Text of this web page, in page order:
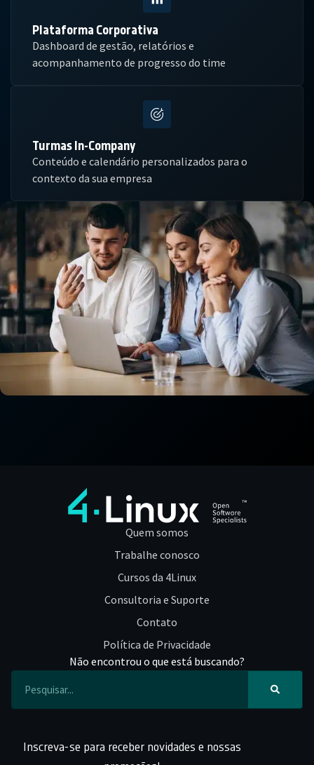
Plataforma Corporativa
Dashboard de gestão, relatórios e
acompanhamento de progresso do time
Turmas In-Company
Conteúdo e calendário personalizados para o
contexto da sua empresa
Quem somos
Trabalhe conosco
Cursos da 4Linux
Consultoria e Suporte
Contato
Política de Privacidade
Não encontrou o que está buscando?
Inscreva-se para receber novidades e nossas